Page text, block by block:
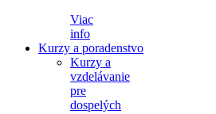
Viac
info
Kurzy a poradenstvo
Kurzy a
vzdelávanie
pre
dospelých